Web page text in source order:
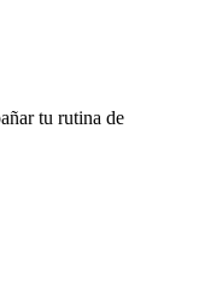
tu rutina de